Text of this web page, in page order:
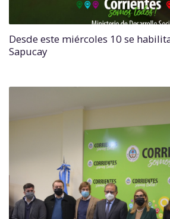
Desde este miércoles 10 se
Sapucay